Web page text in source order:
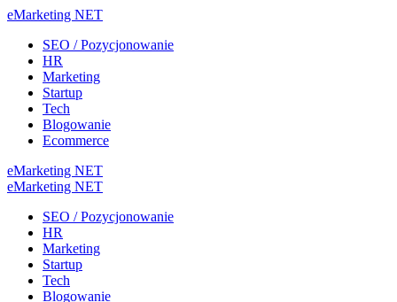
eMarketing NET
SEO / Pozycjonowanie
HR
Marketing
Startup
Tech
Blogowanie
Ecommerce
eMarketing NET
eMarketing NET
SEO / Pozycjonowanie
HR
Marketing
Startup
Tech
Blogowanie